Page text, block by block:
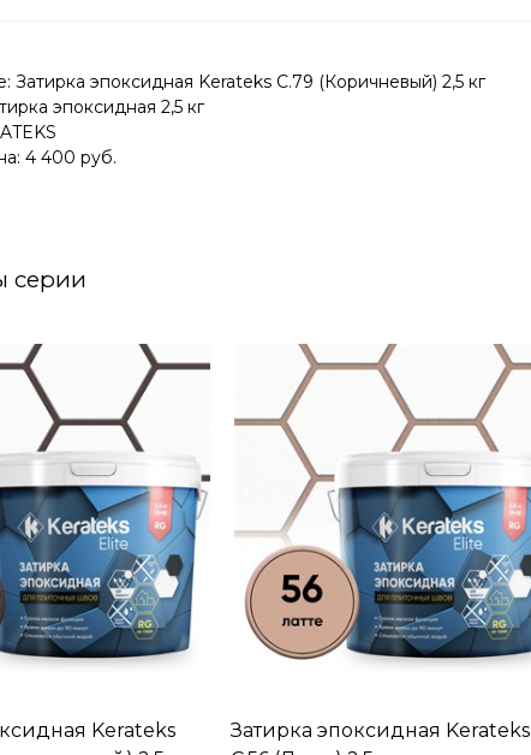
Затирка эпоксидная Kerateks C.79 (Коричневый) 2,5 кг
эпоксидная 2,5 кг
4 400 руб.
серии
Kerateks
Затирка эпоксидная Kerateks